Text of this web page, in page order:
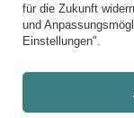
für die Zukunft
und
Einstellungen".